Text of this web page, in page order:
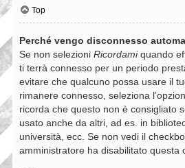
Top
Perché vengo disconnesso
Se non selezioni Ricordamiquando
ti terrà connesso per un periodo
evitare che qualcuno possa usare il
rimanere connesso, seleziona
ricorda che questo non è consigliato
usato anche da altri, ad es. in
università, ecc. Se non vedi il
amministratore ha disabilitato questa